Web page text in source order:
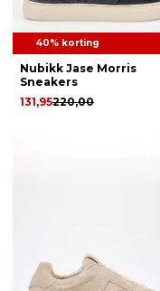
40% korting
Nubikk Jase Morris
Sneakers
220,00
131,95